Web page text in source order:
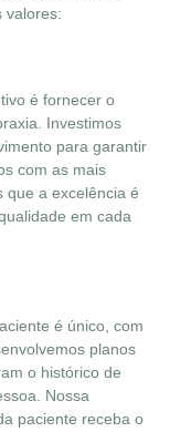
valores:
é fornecer o
Investimos
para garantir
com as mais
que a excelência é
em cada
é único, com
planos
o histórico de
Nossa
paciente receba o